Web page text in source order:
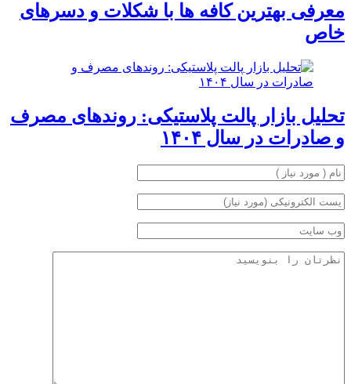
معرفی بهترین کافه ها با شکلات و دسرهای
خاص
تحلیل بازار پالت پلاستیکی: روندهای مصرف
و صادرات در سال ۱۴۰۴